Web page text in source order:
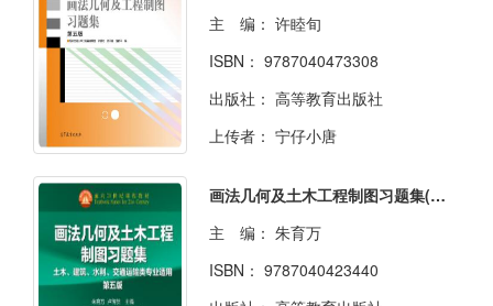
主 编： 许睦旬
ISBN： 9787040473308
出版社： 高等教育出版社
上传者： 宁仔小唐
画法几何及土木工程制图习题集(第五版)
主 编： 朱育万
ISBN： 9787040423440